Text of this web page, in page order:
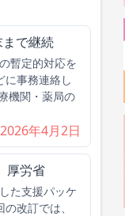
で継続
暫定的対応を
に事務連絡し
機関・薬局の
2026年4月2日
厚労省
た支援パッケ
改訂では、